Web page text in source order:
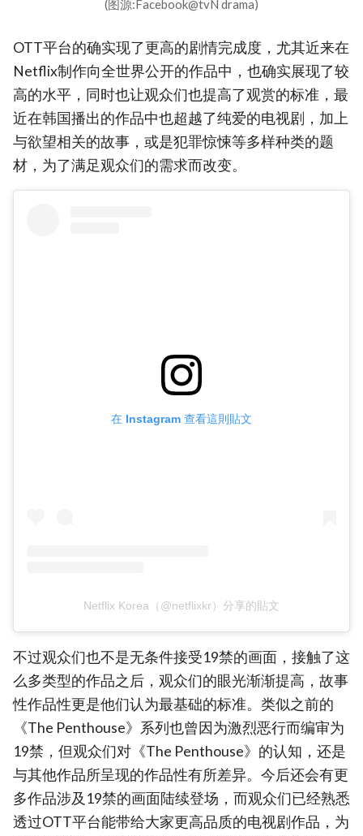
(图源:Facebook@tvN drama)
OTT平台的确实现了更高的剧情完成度，尤其近来在
Netflix制作向全世界公开的作品中，也确实展现了较
高的水平，同时也让观众们也提高了观赏的标准，最
近在韩国播出的作品中也超越了纯爱的电视剧，加上
与欲望相关的故事，或是犯罪惊悚等多样种类的题
材，为了满足观众们的需求而改变。
在 Instagram 查看這則貼文
Netflix Korea（@netflixkr）分享的貼文
不过观众们也不是无条件接受19禁的画面，接触了这
么多类型的作品之后，观众们的眼光渐渐提高，故事
性作品性更是他们认为最基础的标准。类似之前的
《The Penthouse》系列也曾因为激烈恶行而编审为
19禁，但观众们对《The Penthouse》的认知，还是
与其他作品所呈现的作品性有所差异。今后还会有更
多作品涉及19禁的画面陆续登场，而观众们已经熟悉
透过OTT平台能带给大家更高品质的电视剧作品，为